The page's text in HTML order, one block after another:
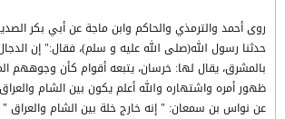
روى أحمد والترمذي والحاكم وابن ماجة عن أبي بكر
حدثنا رسول الله(صلى الله عليه و سلم)، فقال:" إن
بالمشرق، يقال لها: خرسان، يتبعه أقوام كأن وجوههم
ظهور أمره واشتهاره والله أعلم يكون بين الشام
عن نواس بن سمعان: " إنه خارج خلة بين الشام والعراق "